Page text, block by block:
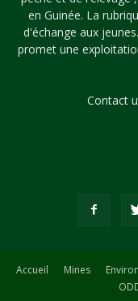
en Guinée. La
d'échange aux
promet une
Contact
Accueil Mines